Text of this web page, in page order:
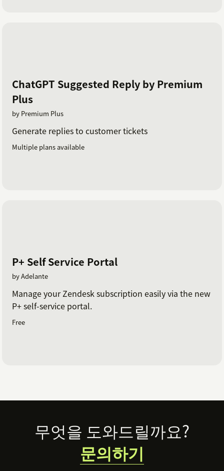
ChatGPT Suggested Reply by Premium
Plus
by Premium Plus
Generate replies to customer tickets
Multiple plans available
P+ Self Service Portal
by Adelante
Manage your Zendesk subscription easily via the new
P+ self-service portal.
Free
Footer무엇을 도와드릴까요?
문의하기